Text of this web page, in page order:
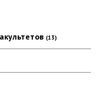
(13)